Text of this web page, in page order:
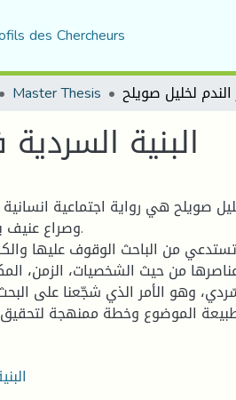
des Chercheurs
Master Thesis
البنية
صويلح هي رواية اجتماعية
وصراع عنيف
من الباحث الوقوف عليها
من حيث الشخصيات، الزمن،
وهو الأمر الذي شجّعنا على